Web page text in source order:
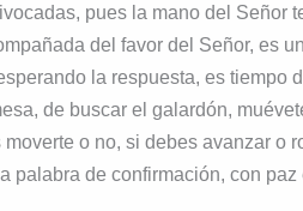
pues la mano del Señor
del favor del Señor, es
la respuesta, es tiempo
de buscar el galardón,
moverte o no, si debes avanzar o
palabra de confirmación, con